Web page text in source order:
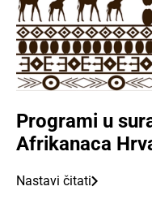
Programi u
Afrikanaca
Nastavi čitati